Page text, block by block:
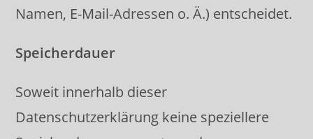
Namen, E-Mail-Adressen o. Ä.) entscheidet.
Speicherdauer
Soweit innerhalb dieser
Datenschutzerklärung keine speziellere